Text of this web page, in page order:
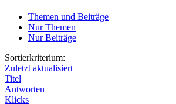
Themen und Beiträge
Nur Themen
Nur Beiträge
Sortierkriterium:
Zuletzt aktualisiert
Titel
Antworten
Klicks